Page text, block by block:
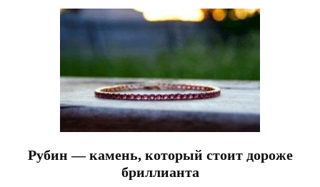
Рубин — камень, который стоит дороже
бриллианта